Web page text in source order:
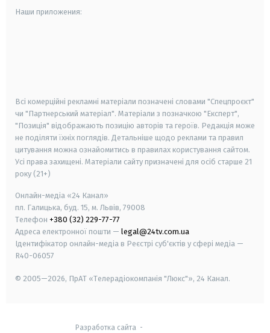
Наши приложения:
Всі комерційні рекламні матеріали позначені словами "Спецпроєкт"
чи "Партнерський матеріал". Матеріали з позначкою "Експерт",
"Позиція" відображають позицію авторів та героїв. Редакція може
не поділяти їхніх поглядів. Детальніше щодо реклами та правил
цитування можна ознайомитись в правилах користування сайтом.
Усі права захищені. Матеріали сайту призначені для осіб старше 21
року (21+)
Онлайн-медіа «24 Канал»
пл. Галицька, буд. 15, м. Львів, 79008
Телефон +380 (32) 229-77-77
Адреса електронної пошти — legal@24tv.com.ua
Ідентифікатор онлайн-медіа в Реєстрі суб'єктів у сфері медіа —
R40-06057
© 2005—2026, ПрАТ «Телерадіокомпанія "Люкс"», 24 Канал.
Разработка сайта -